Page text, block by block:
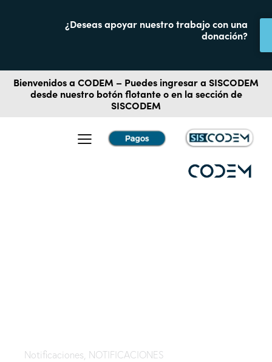
¿Deseas apoyar nuestro trabajo con una
donación?
Bienvenidos a CODEM – Puedes ingresar a SISCODEM
desde nuestro botón flotante o en la sección de
SISCODEM
Notificaciones NOTIFICACIONES